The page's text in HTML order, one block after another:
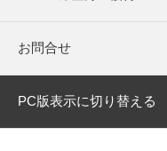
お問合せ
PC版表示に切り替える